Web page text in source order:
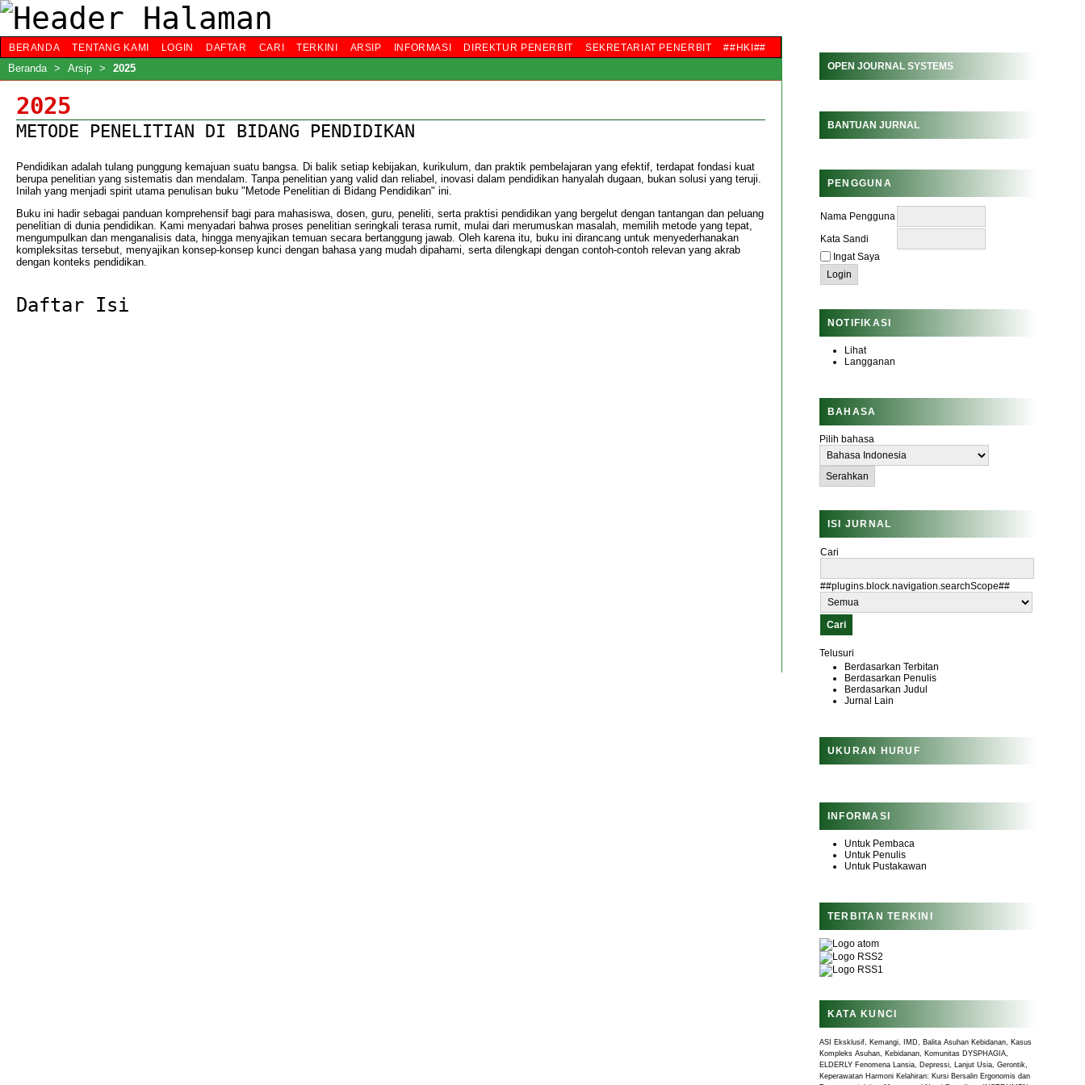
OPEN JOURNAL SYSTEMS
BANTUAN JURNAL
PENGGUNA
Nama Pengguna
Kata Sandi
Ingat Saya
NOTIFIKASI
Lihat
Langganan
BAHASA
Pilih bahasa
ISI JURNAL
Cari
##plugins.block.navigation.searchScope##
Telusuri
Berdasarkan Terbitan
Berdasarkan Penulis
Berdasarkan Judul
Jurnal Lain
UKURAN HURUF
INFORMASI
Untuk Pembaca
Untuk Penulis
Untuk Pustakawan
TERBITAN TERKINI
KATA KUNCI
ASI Eksklusif, Kemangi, IMD, Balita Asuhan Kebidanan, Kasus
Kompleks Asuhan, Kebidanan, Komunitas DYSPHAGIA,
ELDERLY Fenomena Lansia, Depressi, Lanjut Usia, Gerontik,
Keperawatan Harmoni Kelahiran: Kursi Bersalin Ergonomis dan
BERANDA TENTANG KAMI LOGIN DAFTAR CARI TERKINI ARSIP INFORMASI DIREKTUR PENERBIT SEKRETARIAT PENERBIT ##HKI##
Beranda > Arsip > 2025
2025
METODE PENELITIAN DI BIDANG PENDIDIKAN
Pendidikan adalah tulang punggung kemajuan suatu bangsa. Di balik setiap kebijakan, kurikulum, dan praktik pembelajaran yang efektif, terdapat fondasi kuat
berupa penelitian yang sistematis dan mendalam. Tanpa penelitian yang valid dan reliabel, inovasi dalam pendidikan hanyalah dugaan, bukan solusi yang teruji.
Inilah yang menjadi spirit utama penulisan buku "Metode Penelitian di Bidang Pendidikan" ini.
Buku ini hadir sebagai panduan komprehensif bagi para mahasiswa, dosen, guru, peneliti, serta praktisi pendidikan yang bergelut dengan tantangan dan peluang
penelitian di dunia pendidikan. Kami menyadari bahwa proses penelitian seringkali terasa rumit, mulai dari merumuskan masalah, memilih metode yang tepat,
mengumpulkan dan menganalisis data, hingga menyajikan temuan secara bertanggung jawab. Oleh karena itu, buku ini dirancang untuk menyederhanakan
kompleksitas tersebut, menyajikan konsep-konsep kunci dengan bahasa yang mudah dipahami, serta dilengkapi dengan contoh-contoh relevan yang akrab
dengan konteks pendidikan.
Daftar Isi